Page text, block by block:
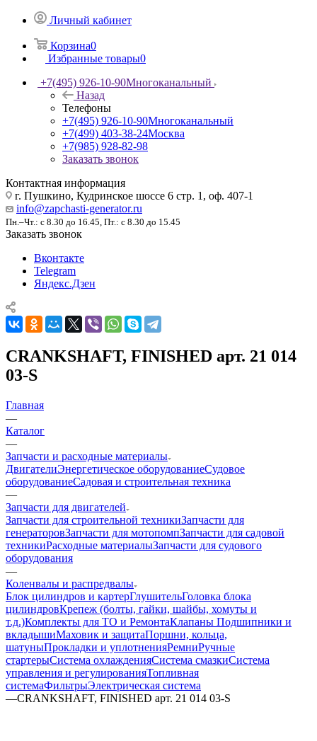
Личный кабинет
Корзина0
Избранные товары0
+7(495) 926-10-90Многоканальный
Назад
Телефоны
+7(495) 926-10-90Многоканальный
+7(499) 403-38-24Москва
+7(985) 928-82-98
Заказать звонок
Контактная информация
г. Пушкино, Кудринское шоссе 6 стр. 1, оф. 407-1
info@zapchasti-generator.ru
Пн.–Чт.: с 8.30 до 16.45, Пт.: с 8.30 до 15.45
Заказать звонок
Вконтакте
Telegram
Яндекс.Дзен
CRANKSHAFT, FINISHED арт. 21 014
03-S
Главная
—
Каталог
—
Запчасти и расходные материалы
ДвигателиЭнергетическое оборудованиеСудовое
оборудованиеСадовая и строительная техника
—
Запчасти для двигателей
Запчасти для строительной техникиЗапчасти для
генераторовЗапчасти для мотопомпЗапчасти для садовой
техникиРасходные материалыЗапчасти для судового
оборудования
—
Коленвалы и распредвалы
Блок цилиндров и картерГлушительГоловка блока
цилиндровКрепеж (болты, гайки, шайбы, хомуты и
т.д.)Комплекты для ТО и РемонтаКлапаны Подшипники и
вкладышиМаховик и защитаПоршни, кольца,
шатуныПрокладки и уплотненияРемниРучные
стартерыСистема охлажденияСистема смазкиСистема
управления и регулированияТопливная
системаФильтрыЭлектрическая система
—CRANKSHAFT, FINISHED арт. 21 014 03-S